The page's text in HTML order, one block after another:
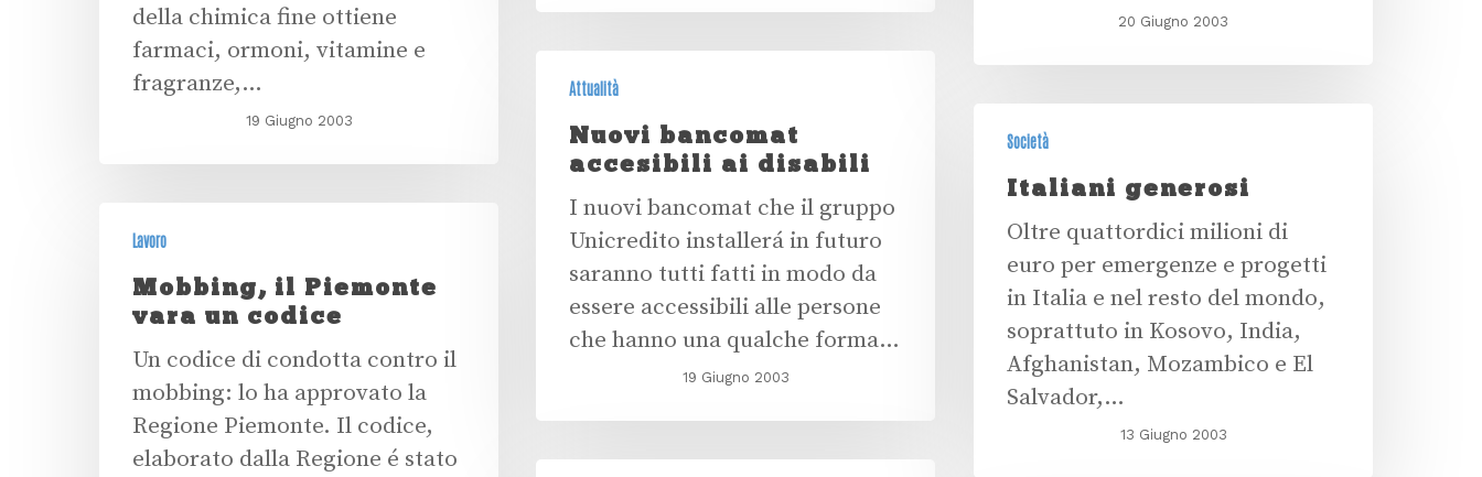
20 Giugno 2003
della chimica fine ottiene
farmaci, ormoni, vitamine e
fragranze,…
19 Giugno 2003
Attualità
Nuovi bancomat
accesibili ai disabili
I nuovi bancomat che il gruppo
Unicredito installerá in futuro
saranno tutti fatti in modo da
essere accessibili alle persone
che hanno una qualche forma…
19 Giugno 2003
Società
Italiani generosi
Oltre quattordici milioni di
euro per emergenze e progetti
in Italia e nel resto del mondo,
soprattuto in Kosovo, India,
Afghanistan, Mozambico e El
Salvador,…
13 Giugno 2003
Lavoro
Mobbing, il Piemonte
vara un codice
Un codice di condotta contro il
mobbing: lo ha approvato la
Regione Piemonte. Il codice,
elaborato dalla Regione é stato